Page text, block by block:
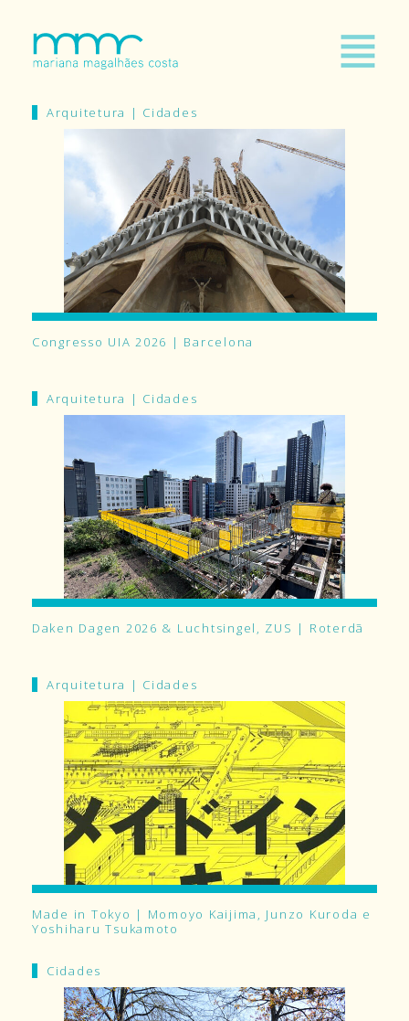
Arquitetura | Cidades
Congresso UIA 2026 | Barcelona
Arquitetura | Cidades
Daken Dagen 2026 & Luchtsingel, ZUS | Roterdã
Arquitetura | Cidades
Made in Tokyo | Momoyo Kaijima, Junzo Kuroda e
Yoshiharu Tsukamoto
Cidades